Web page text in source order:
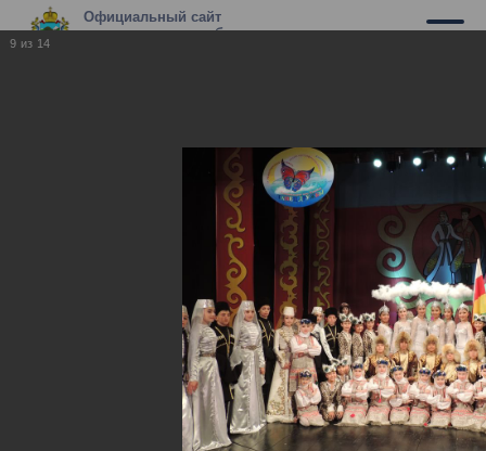
Официальный сайт
муниципального образования г.
"Танец Дружбы", 2014 год
9 из 14